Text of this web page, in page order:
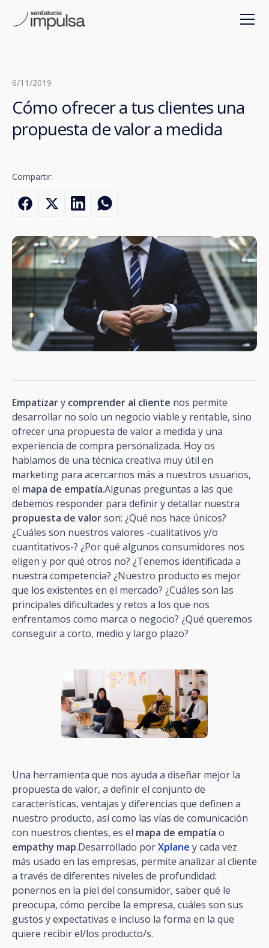
6/11/2019
Cómo ofrecer a tus clientes una
propuesta de valor a medida
Compartir:
Empatizary comprender al cliente nos permite
desarrollar no solo un negocio viable y rentable, sino
ofrecer una propuesta de valor a medida y una
experiencia de compra personalizada. Hoy os
hablamos de una técnica creativa muy útil en
marketing para acercarnos más a nuestros usuarios,
el mapa de empatía.Algunas preguntas a las que
debemos responder para definir y detallar nuestra
propuesta de valorson: ¿Qué nos hace únicos?
¿Cuáles son nuestros valores -cualitativos y/o
cuantitativos-? ¿Por qué algunos consumidores nos
eligen y por qué otros no? ¿Tenemos identificada a
nuestra competencia? ¿Nuestro producto es mejor
que los existentes en el mercado? ¿Cuáles son las
principales dificultades y retos a los que nos
enfrentamos como marca o negocio? ¿Qué queremos
conseguir a corto, medio y largo plazo?
Una herramienta que nos ayuda a diseñar mejor la
propuesta de valor, a definir el conjunto de
características, ventajas y diferencias que definen a
nuestro producto, así como las vías de comunicación
con nuestros clientes, es el mapa de empatía o
empathy map.Desarrollado porXplane y cada vez
más usado en las empresas, permite analizar al cliente
a través de diferentes niveles de profundidad:
ponernos en la piel del consumidor, saber qué le
preocupa, cómo percibe la empresa, cuáles son sus
gustos y expectativas e incluso la forma en la que
quiere recibir el/los producto/s.